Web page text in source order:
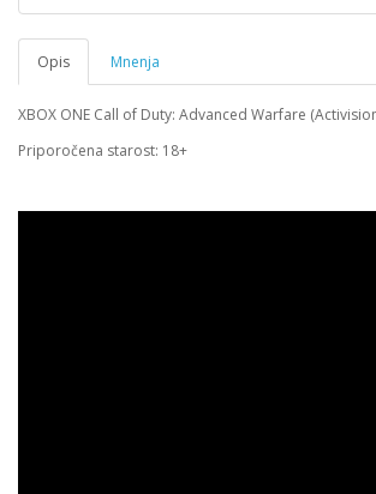
Opis Mnenja
XBOX ONE Call of Duty: Advanced Warfare
Priporočena starost: 18+